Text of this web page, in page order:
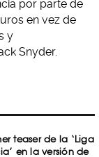
por parte de
en vez de
y
Snyder.
teaser de la ‘Liga
en la versión de